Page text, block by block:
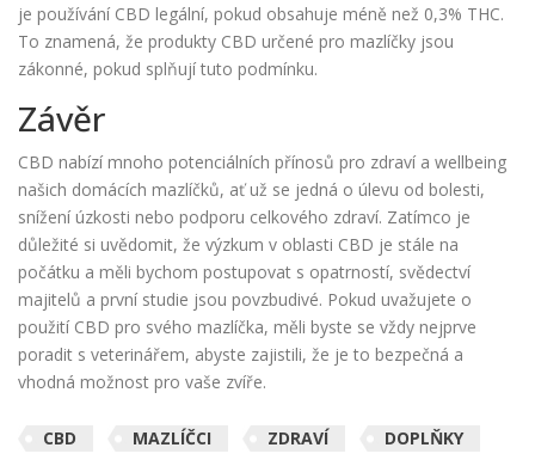
je používání CBD legální, pokud obsahuje méně než 0,3% THC.
To znamená, že produkty CBD určené pro mazlíčky jsou
zákonné, pokud splňují tuto podmínku.
Závěr
CBD nabízí mnoho potenciálních přínosů pro zdraví a wellbeing
našich domácích mazlíčků, ať už se jedná o úlevu od bolesti,
snížení úzkosti nebo podporu celkového zdraví. Zatímco je
důležité si uvědomit, že výzkum v oblasti CBD je stále na
počátku a měli bychom postupovat s opatrností, svědectví
majitelů a první studie jsou povzbudivé. Pokud uvažujete o
použití CBD pro svého mazlíčka, měli byste se vždy nejprve
poradit s veterinářem, abyste zajistili, že je to bezpečná a
vhodná možnost pro vaše zvíře.
CBD MAZLÍČCI ZDRAVÍ DOPLŇKY